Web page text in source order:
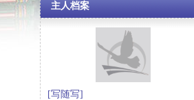
主人档案
[写随写]